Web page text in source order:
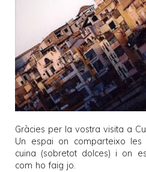
Gràcies per la vostra visita a
Un espai on comparteixo
cuina (sobretot dolces) i on
com ho faig jo.